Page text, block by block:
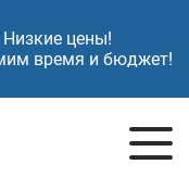
Низкие цены!
время и бюджет!